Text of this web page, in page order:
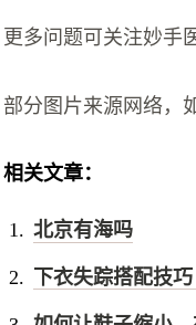
更多问题可关注妙手
部分图片来源网络，
相关文章：
北京有海吗
下衣失踪搭配技